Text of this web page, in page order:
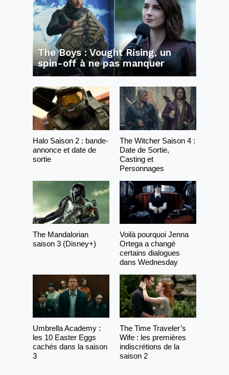
The Boys : Vought Rising, un
spin-off à ne pas manquer
Halo Saison 2 : bande-
annonce et date de
sortie
The Witcher Saison 4 :
Date de Sortie,
Casting et
Personnages
The Mandalorian
saison 3 (Disney+)
Voilà pourquoi Jenna
Ortega a changé
certains dialogues
dans Wednesday
Umbrella Academy :
les 10 Easter Eggs
cachés dans la saison
3
The Time Traveler’s
Wife : les premières
indiscrétions de la
saison 2